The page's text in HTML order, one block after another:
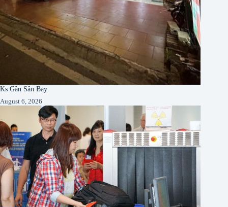
Ks Gần Sân Bay
August 6, 2026